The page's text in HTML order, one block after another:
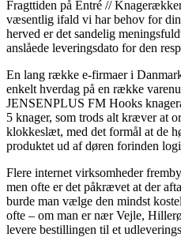
Fragttiden på Entré //
væsentlig ifald vi har behov for
herved er det sandelig
anslåede leveringsdato for den
En lang række e-firmaer i
enkelt hverdag på en række
JENSENPLUS FM Hooks
5 knager, som trods alt kræver at
klokkeslæt, med det formål at de
produktet ud af døren forinden
Flere internet virksomheder
men ofte er det påkrævet at der
burde man vælge den mindst
ofte – om man er nær Vejle,
levere bestillingen til et